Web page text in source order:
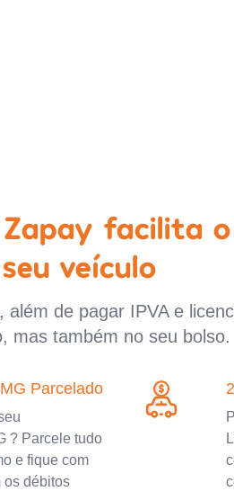
facilita
veículo
de pagar IPVA e
mas também no seu bolso.
Parcelado
? Parcele tudo
e fique com
os débitos